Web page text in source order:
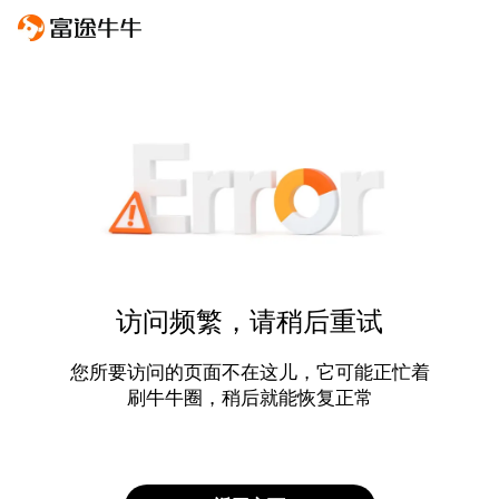
访问频繁，请稍后重试
您所要访问的页面不在这儿，它可能正忙着
刷牛牛圈，稍后就能恢复正常